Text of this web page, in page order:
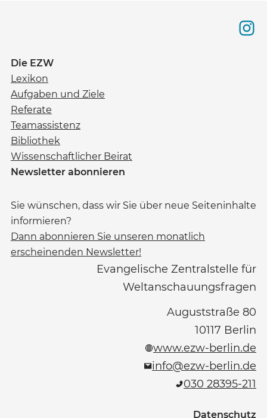
Die EZW
Lexikon
Aufgaben und Ziele
Referate
Teamassistenz
Bibliothek
Wissenschaftlicher Beirat
Newsletter abonnieren
Sie wünschen, dass wir Sie über neue Seiteninhalte
informieren?
Dann abonnieren Sie unseren monatlich
erscheinenden Newsletter!
Evangelische Zentralstelle für
Weltanschauungsfragen
Auguststraße 80
10117 Berlin
www.ezw-berlin.de
info@ezw-berlin.de
030 28395-211
Datenschutz